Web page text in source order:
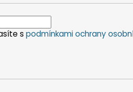
s podmínkami ochrany